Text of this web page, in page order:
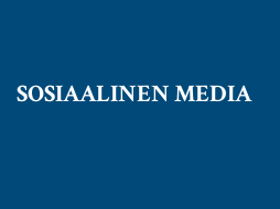
SOSIAALINEN MEDIA